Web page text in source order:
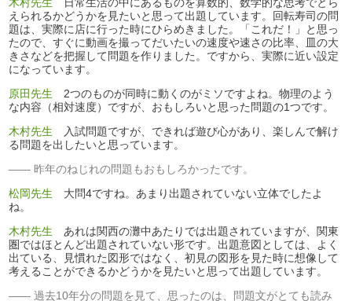
木村先生 日常生活の中にあるものを算数的、数学的な思考でとら
えられるかどうかを見たいと思って出題しています。回転寿司の問
題は、実際に店に行った時にひらめきました。「これだ！」と思っ
たので、すぐに動画を撮ってだいたいの速度や速さの比率、皿の大
きさなどを把握して問題を作りました。ですから、実際に近い設定
になっています。
原田先生 2つのものが同時に動くのがミソですよね。物理のよう
な内容（相対速度）ですが、おもしろいと思った問題の1つです。
木村先生 入試問題ですが、できれば遊び心があり、楽しんで解け
る問題を出したいと思っています。
昨年のねじれの問題もおもしろかったです。
松岡先生 大問4ですね。あまり出題されていない立体でしたよ
ね。
木村先生 あれは関西の灘中あたりでは出題されていますが、関東
圏ではほとんど出題されていない形です。出題意図としては、よく
出ている、見慣れた図形ではなく、初見の図形を見た時に想像して
考えることができるかどうかを見たいと思って出題しています。
過去10年分の問題を見て、思ったのは、問題文がとても読み